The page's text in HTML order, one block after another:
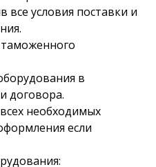
все условия поставки и
в
договора.
необходимых
если
от банка. Просим
бочек и ответы на наши
RZW-29 в
07/08/2026 16:07
будет произведена в
12:00 в Тверь . Просим